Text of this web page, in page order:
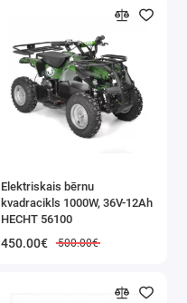
Elektriskais bērnu
kvadracikls 1000W, 36V-12Ah
HECHT 56100
450.00€ 500.00€